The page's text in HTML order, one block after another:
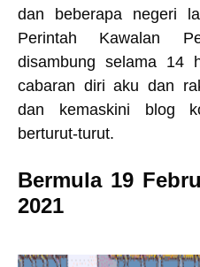
dan beberapa negeri
Perintah Kawalan
disambung selama 14
cabaran diri aku dan
dan kemaskini blog
berturut-turut.
Bermula 19
2021